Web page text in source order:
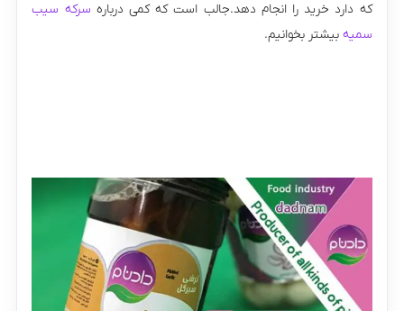
که دارد خرید را انجام دهد.جالب است که کمی درباره سرکه سیب
سمیه بیشتر بخوانیم.